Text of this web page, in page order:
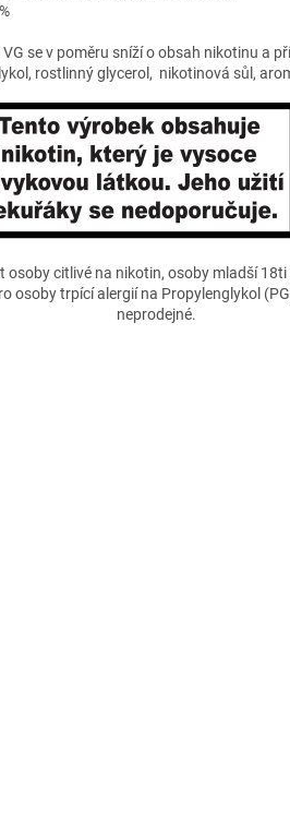
VG se v poměru sníží o obsah nikotinu a
rostlinný glycerol, nikotinová sůl,
osoby citlivé na nikotin, osoby mladší
osoby trpící alergií na Propylenglykol
neprodejné.